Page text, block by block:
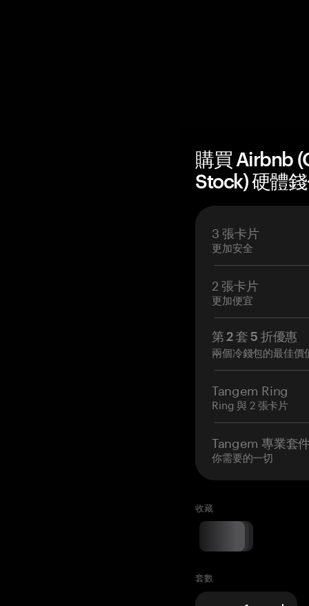
購買 Airbnb
Stock) 硬體
3 張卡片
更加安全
2 張卡片
更加便宜
第 2 套 5 折優惠
兩個冷錢包的最佳價
Tangem Ring
Ring 與 2 張卡片
Tangem 專業套
你需要的一切
收藏
套數